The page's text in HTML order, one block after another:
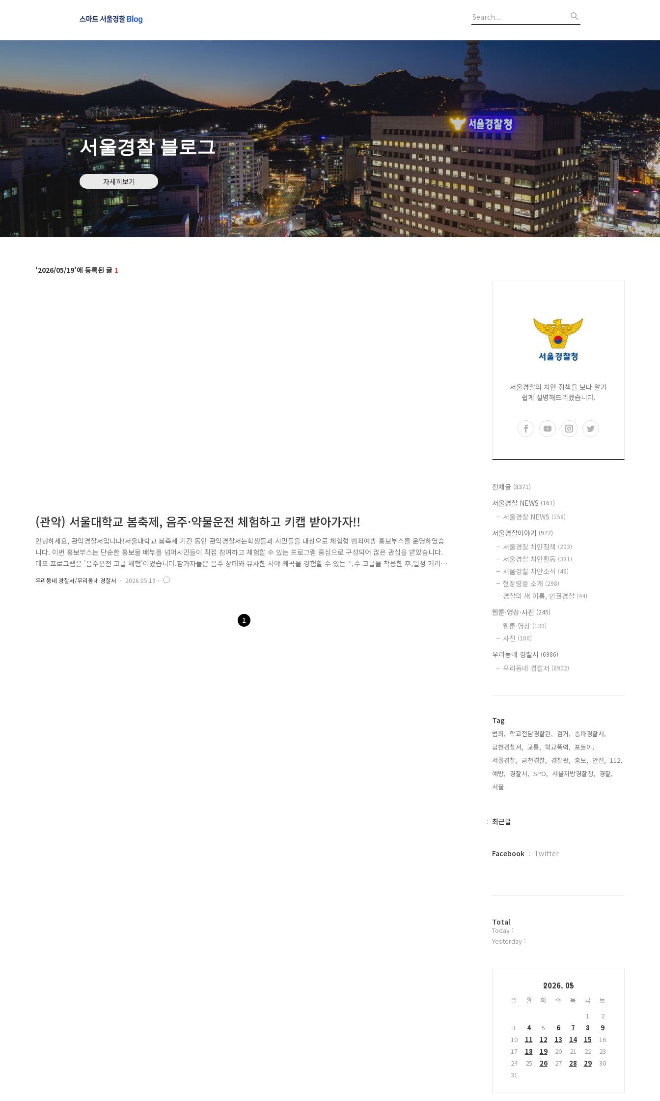
서울경찰 블로그
자세히보기
2026/05/19 1
(관악) 서울대학교 봄축제, 음주·약물운전 체험하고 키캡 받아가자!!
안녕하세요, 관악경찰서입니다!서울대학교 봄축제 기간 동안 관악경찰서는학생들과 시민들을 대상으로 체험형 범죄예방 홍보부스를 운영하였습
니다. 이번 홍보부스는 단순한 홍보물 배부를 넘어시민들이 직접 참여하고 체험할 수 있는 프로그램 중심으로 구성되어 많은 관심을 받았습니다.
대표 프로그램은 '음주운전 고글 체험'이었습니다.참가자들은 음주 상태와 유사한 시야 왜곡을 경험할 수 있는 특수 고글을 착용한 후,일정 거리
에서 공을 바구니에 넣는 미션에 참여하였습니다. 평소에는 어렵지 않은 동작이지만 고글을 착용하면거리감과 균형감각이 달라져 음주운전의 위
험성을 자연스럽게 체감할 수 있었습니다. 또한 공 5개 중 2개 이상을 성공한 참가자에게는경찰 홍보 굿즈인 키캡을 증정하여 학생들의 ..
우리동네 경찰서/우리동네 경찰서 2026.05.19
1
서울경찰의 치안 정책을 보다 알기
쉽게 설명해드리겠습니다.
전체글 (8371)
서울경찰 NEWS (161)
서울경찰 NEWS (158)
서울경찰이야기 (972)
서울경찰 치안정책 (203)
서울경찰 치안활동 (381)
서울경찰 치안소식 (46)
현장영웅 소개 (298)
경찰의 새 이름, 인권경찰 (44)
웹툰·영상·사진 (245)
웹툰·영상 (139)
사진 (106)
우리동네 경찰서 (6986)
우리동네 경찰서 (6902)
Tag
범죄, 학교전담경찰관, 검거, 송파경찰서,
금천경찰서, 교통, 학교폭력, 포돌이,
서울경찰, 금천경찰, 경찰관, 홍보, 안전, 112,
예방, 경찰서, SPO, 서울지방경찰청, 경찰,
서울,
최
최근글
페
플
러
그
Facebook Twitter
방
문
자
Total
Today :
Yesterday :
2026. 05
일 월 화 수 목 금
토
1
2
3
4 5 6 7 8
9
10
11 12 13 14 15
16
17
18 19 20 21 22
23
24
25 26 27 28 29
30
31